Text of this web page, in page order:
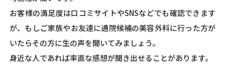
お客様の満足度は口コミサイトやSNSなどでも確認できます
が、もしご家族やお友達に通院候補の美容外科に行った方が
いたらその方に生の声を聞いてみましょう。
身近な人であれば率直な感想が聞き出せることがあります。